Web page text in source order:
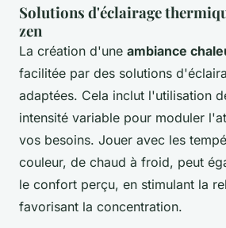
Solutions d'éclairage
zen
La création d'une ambiance
facilitée par des solutions
adaptées. Cela inclut l'utilisation
intensité variable pour moduler
vos besoins. Jouer avec les
couleur, de chaud à froid, peut
le confort perçu, en stimulant la
favorisant la concentration.